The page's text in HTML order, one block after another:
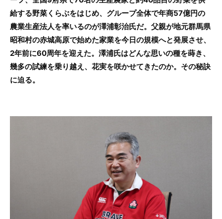
給する野菜くらぶをはじめ、グループ全体で年商57億円の
農業生産法人を率いるのが澤浦彰治氏だ。父親が地元群馬県
昭和村の赤城高原で始めた家業を今日の規模へと発展させ、
2年前に60周年を迎えた。澤浦氏はどんな思いの種を蒔き、
幾多の試練を乗り越え、花実を咲かせてきたのか。その秘訣
に迫る。